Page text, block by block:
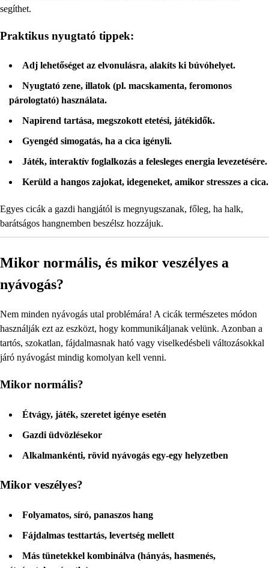
segíthet.
Praktikus nyugtató tippek:
Adj lehetőséget az elvonulásra, alakíts ki búvóhelyet.
Nyugtató zene, illatok (pl. macskamenta, feromonos
párologtató) használata.
Napirend tartása, megszokott etetési, játékidők.
Gyengéd simogatás, ha a cica igényli.
Játék, interaktív foglalkozás a felesleges energia levezetésére.
Kerüld a hangos zajokat, idegeneket, amikor stresszes a cica.
Egyes cicák a gazdi hangjától is megnyugszanak, főleg, ha halk,
barátságos hangnemben beszélsz hozzájuk.
Mikor normális, és mikor veszélyes a
nyávogás?
Nem minden nyávogás utal problémára! A cicák természetes módon
használják ezt az eszközt, hogy kommunikáljanak velünk. Azonban a
tartós, szokatlan, fájdalmasnak ható vagy viselkedésbeli változásokkal
járó nyávogást mindig komolyan kell venni.
Mikor normális?
Étvágy, játék, szeretet igénye esetén
Gazdi üdvözlésekor
Alkalmankénti, rövid nyávogás egy-egy helyzetben
Mikor veszélyes?
Folyamatos, síró, panaszos hang
Fájdalmas testtartás, levertség mellett
Más tünetekkel kombinálva (hányás, hasmenés,